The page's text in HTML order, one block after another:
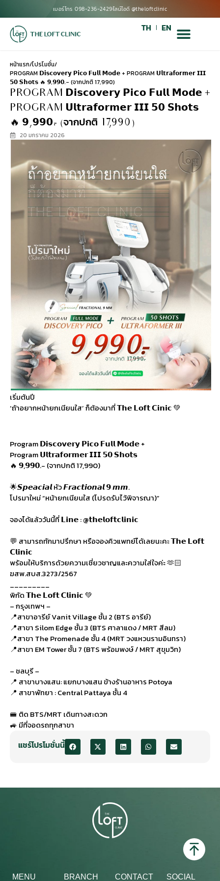
เบอร์โทร 098-236-2429ไลน์ไอดี @theloftclinic
TH EN
หน้าแรก/โปรโมชั่น/
PROGRAM 𝗗𝗶𝘀𝗰𝗼𝘃𝗲𝗿𝘆 𝗣𝗶𝗰𝗼 𝗙𝘂𝗹𝗹 𝗠𝗼𝗱𝗲 + PROGRAM 𝗨𝗹𝘁𝗿𝗮𝗳𝗼𝗿𝗺𝗲𝗿 𝗜𝗜𝗜
𝟱𝟬 𝗦𝗵𝗼𝘁𝘀 🔥 𝟵,𝟵𝟵𝟬.- (จากปกติ 17,990)
PROGRAM 𝗗𝗶𝘀𝗰𝗼𝘃𝗲𝗿𝘆 𝗣𝗶𝗰𝗼 𝗙𝘂𝗹𝗹 𝗠𝗼𝗱𝗲 +
PROGRAM 𝗨𝗹𝘁𝗿𝗮𝗳𝗼𝗿𝗺𝗲𝗿 𝗜𝗜𝗜 𝟱𝟬 𝗦𝗵𝗼𝘁𝘀
🔥 𝟵,𝟵𝟵𝟬.- (จากปกติ 17,990)
20 มกราคม 2026
เริ่มต้นปี
‘ถ้าอยากหน้ายกเนียนใส’ ก็ต้องมาที่ 𝗧𝗵𝗲 𝗟𝗼𝗳𝘁 𝗖𝗶𝗻𝗶𝗰 💚
Program 𝗗𝗶𝘀𝗰𝗼𝘃𝗲𝗿𝘆 𝗣𝗶𝗰𝗼 𝗙𝘂𝗹𝗹 𝗠𝗼𝗱𝗲 +
Program 𝗨𝗹𝘁𝗿𝗮𝗳𝗼𝗿𝗺𝗲𝗿 𝗜𝗜𝗜 𝟱𝟬 𝗦𝗵𝗼𝘁𝘀
🔥 𝟵,𝟵𝟵𝟬.- (จากปกติ 17,990)
🌟𝙎𝙥𝙚𝙖𝙘𝙞𝙖𝙡 หัว 𝙁𝙧𝙖𝙘𝙩𝙞𝙤𝙣𝙖𝙡 𝟵 𝙢𝙢.
โปรมาใหม่ “หน้ายกเนียนใส (โปรดรับไว้พิจารณา)”
จองได้แล้ววันนี้ที่ 𝗟𝗶𝗻𝗲 : @𝘁𝗵𝗲𝗹𝗼𝗳𝘁𝗰𝗹𝗶𝗻𝗶𝗰
💬 สามารถทักมาปรึกษา หรือจองคิวแพทย์ได้เลยนะคะ 𝗧𝗵𝗲 𝗟𝗼𝗳𝘁
𝗖𝗹𝗶𝗻𝗶𝗰
พร้อมให้บริการด้วยความเชี่ยวชาญและความใส่ใจค่ะ 🫶🏻
ฆสพ.สบส.3273/2567
_________
พิกัด 𝗧𝗵𝗲 𝗟𝗼𝗳𝘁 𝗖𝗹𝗶𝗻𝗶𝗰 💚
– กรุงเทพฯ –
📍สาขาอารีย์ Vanit Village ชั้น 2 (BTS อารีย์)
📍สาขา Silom Edge ชั้น 3 (BTS ศาลาแดง / MRT สีลม)
📍สาขา The Promenade ชั้น 4 (MRT วงแหวนรามอินทรา)
📍สาขา EM Tower ชั้น 7 (BTS พร้อมพงษ์ / MRT สุขุมวิท)
– ชลบุรี –
📍 สาขาบางแสน: แยกบางแสน ข้างร้านอาหาร Potoya
📍 สาขาพัทยา : Central Pattaya ชั้น 4
🚝 ติด BTS/MRT เดินทางสะดวก
🚙 มีที่จอดรถทุกสาขา
แชร์โปรโมชั่นนี้
MENU BRANCH CONTACT SOCIAL